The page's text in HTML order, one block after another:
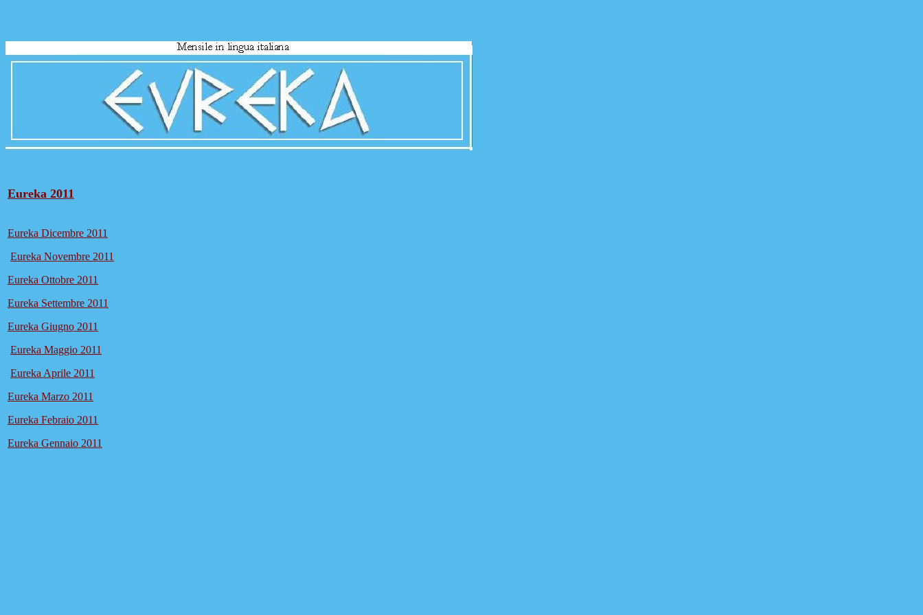
Eureka 2011
Eureka Dicembre 2011
Eureka Novembre 2011
Eureka Ottobre 2011
Eureka Settembre 2011
Eureka Giugno 2011
Eureka Maggio 2011
Eureka Aprile 2011
Eureka Marzo 2011
Eureka Febraio 2011
Eureka Gennaio 2011